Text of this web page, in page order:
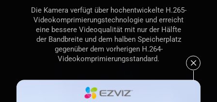
Die Kamera verfügt über hochentwickelte H.265-
Videokomprimierungstechnologie und erreicht
eine bessere Videoqualität mit nur der Hälfte
der Bandbreite und dem halben Speicherplatz
gegenüber dem vorherigen H.264-
Videokomprimierungsstandard.
H.265